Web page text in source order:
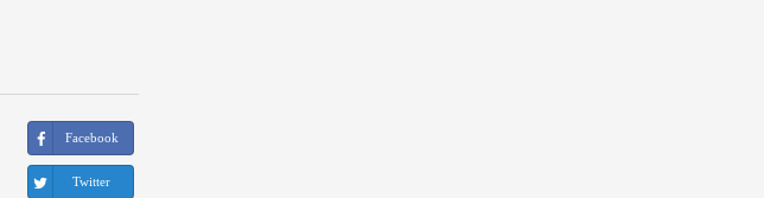
Facebook
Twitter